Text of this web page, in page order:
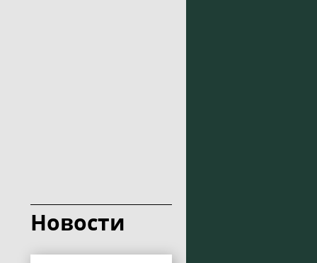
Новости